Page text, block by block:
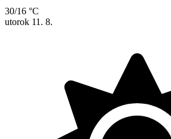
30/16 °C
utorok 11. 8.